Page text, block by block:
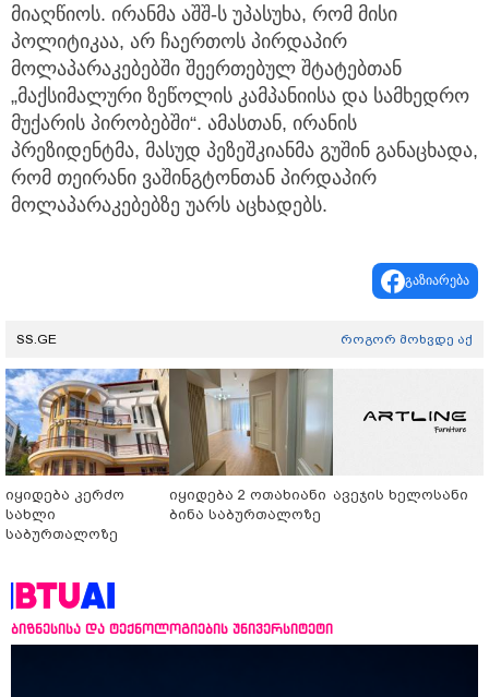
მიაღწიოს. ირანმა აშშ-ს უპასუხა, რომ მისი
პოლიტიკაა, არ ჩაერთოს პირდაპირ
მოლაპარაკებებში შეერთებულ შტატებთან
„მაქსიმალური ზეწოლის კამპანიისა და სამხედრო
მუქარის პირობებში“. ამასთან, ირანის
პრეზიდენტმა, მასუდ პეზეშკიანმა გუშინ განაცხადა,
რომ თეირანი ვაშინგტონთან პირდაპირ
მოლაპარაკებებზე უარს აცხადებს.
გაზიარება
SS.GE როგორ მოხვდე აქ
იყიდება კერძო
სახლი
საბურთალოზე
იყიდება 2 ოთახიანი
ბინა საბურთალოზე
ავეჯის ხელოსანი
ბიზნესისა და ტექნოლოგიების უნივერსიტეტი